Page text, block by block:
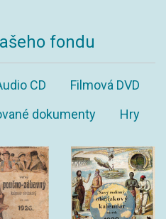
fondu
CD
Filmová DVD
dokumenty Hry